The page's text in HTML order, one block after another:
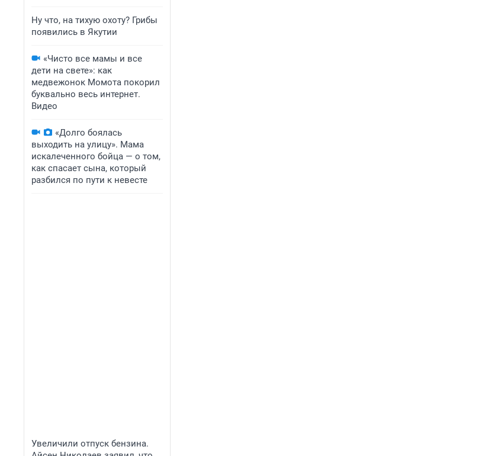
Ну что, на тихую охоту? Грибы
появились в Якутии
«Чисто все мамы и все
дети на свете»: как
медвежонок Момота покорил
буквально весь интернет.
Видео
«Долго боялась
выходить на улицу». Мама
искалеченного бойца — о том,
как спасает сына, который
разбился по пути к невесте
Увеличили отпуск бензина.